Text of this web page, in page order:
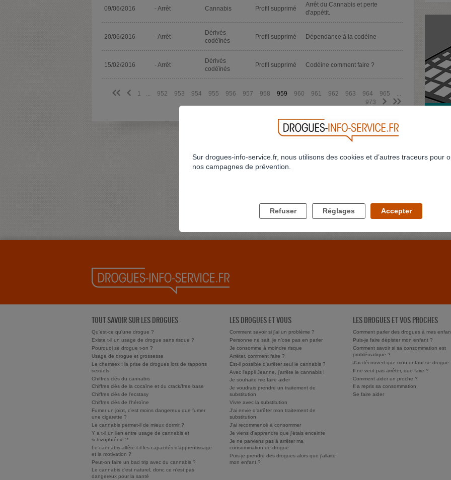
09/06/2016 - Arrêt Cannabis Profil supprimé
Arrêt du Cannabis et perte
d'appétit.
20/06/2016 - Arrêt
Dérivés
codéïnés
Profil supprimé Dépendance à la codéine
15/02/2016 - Arrêt
Dérivés
codéïnés
Profil supprimé Codéine comment faire ?
<< < 1 952 953 954 955 956 957 958 959 960 961 962 963 964 965
973
> >>
Voici
ans,
Profil
JE
TOUT SAVOIR SUR LES DROGUES
Qu'est-ce qu'une drogue ?
Existe t-il un usage de drogue sans risque ?
Pourquoi se drogue t-on ?
Usage de drogue et grossesse
Le chemsex : la prise de drogues lors de rapports
sexuels
Chiffres clés du cannabis
Chiffres clés de la cocaïne et du crack/free base
Chiffres clés de l'ecstasy
Chiffres clés de l'héroïne
Fumer un joint, c’est moins dangereux que fumer
une cigarette ?
Le cannabis permet-il de mieux dormir ?
Y a t-il un lien entre usage de cannabis et
schizophrénie ?
Le cannabis altère-t-il les capacités d'apprentissage
et la motivation ?
Peut-on faire un bad trip avec du cannabis ?
Le cannabis c'est naturel, donc ce n'est pas
dangereux pour la santé
LES DROGUES ET VOUS
Comment savoir si j'ai un problème ?
Personne ne sait, je n'ose pas en parler
Je consomme à moindre risque
Arrêter, comment faire ?
Est-il possible d'arrêter seul le cannabis ?
Avec l'appli Jeanne, j'arrête le cannabis !
Je souhaite me faire aider
Je voudrais prendre un traitement de
substitution
Vivre avec la substitution
J'ai envie d'arrêter mon traitement de
substitution
J'ai recommencé à consommer
Je viens d'apprendre que j'étais enceinte
Je ne parviens pas à arrêter ma
consommation de drogue
Puis-je prendre des drogues alors que j'allaite
mon enfant ?
LES DROGUES ET VOS PROCHES
Comment parler des drogues à mes
Puis-je faire dépister mon enfant ?
Comment savoir si sa consommation est
problématique ?
J'ai découvert que mon enfant se drogue
Il ne veut pas arrêter, que faire ?
Comment aider un proche ?
Il a repris sa consommation
Se faire aider
Sur drogues-info-service.fr, nous utilisons des cookies et d’autres traceurs pour
nos campagnes de prévention.
Refuser Réglages Accepter